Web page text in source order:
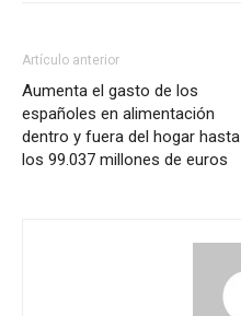
Artículo anterior
Aumenta el gasto de los
españoles en alimentación
dentro y fuera del hogar hasta
los 99.037 millones de euros